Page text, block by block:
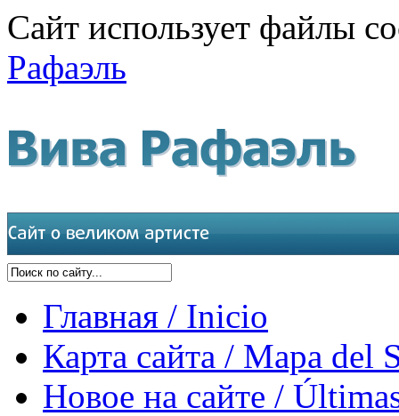
Сайт использует файлы
Рафаэль
Главная / Inicio
Карта сайта / Mapa del
Новое на сайте /